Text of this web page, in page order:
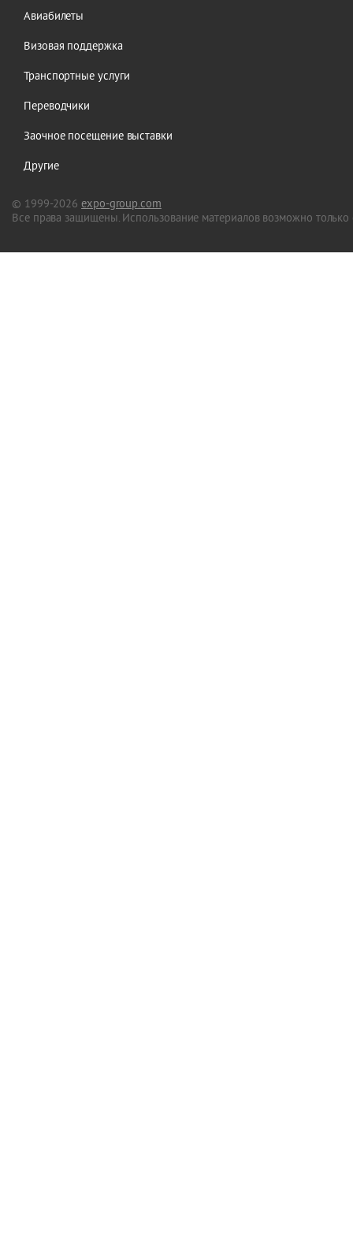
Авиабилеты
Визовая поддержка
Транспортные услуги
Переводчики
Заочное посещение выставки
Другие
© 1999-2026 expo-group.com
Все права защищены. Использование материалов возможно